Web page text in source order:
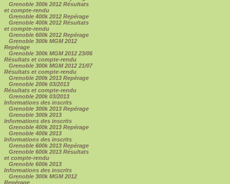
Grenoble 300k 2012 Résultats
et compte-rendu
Grenoble 400k 2012 Repérage
Grenoble 400k 2012 Résultats
et compte-rendu
Grenoble 600k 2012 Repérage
Grenoble 300k MGM 2012
Repérage
Grenoble 300k MGM 2012 23/06
Résultats et compte-rendu
Grenoble 300k MGM 2012 21/07
Résultats et compte-rendu
Grenoble 200k 2013 Repérage
Grenoble 200k 03/2013
Résultats et compte-rendu
Grenoble 200k 03/2013
Informations des inscrits
Grenoble 300k 2013 Repérage
Grenoble 300k 2013
Informations des inscrits
Grenoble 400k 2013 Repérage
Grenoble 400k 2013
Informations des inscrits
Grenoble 600k 2013 Repérage
Grenoble 600k 2013 Résultats
et compte-rendu
Grenoble 600k 2013
Informations des inscrits
Grenoble 300k MGM 2012
Repérage